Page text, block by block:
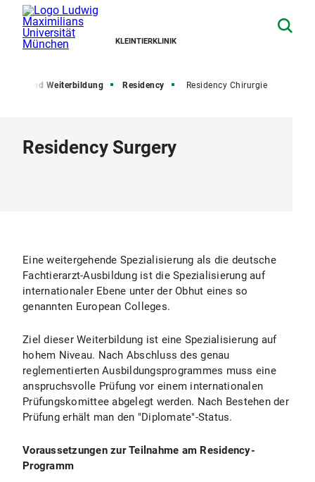
KLEINTIERKLINIK
Aus- und Weiterbildung Residency Residency Chirurgie
Residency Surgery
Eine weitergehende Spezialisierung als die deutsche
Fachtierarzt-Ausbildung ist die Spezialisierung auf
internationaler Ebene unter der Obhut eines so
genannten European Colleges.
Ziel dieser Weiterbildung ist eine Spezialisierung auf
hohem Niveau. Nach Abschluss des genau
reglementierten Ausbildungsprogrammes muss eine
anspruchsvolle Prüfung vor einem internationalen
Prüfungskomittee abgelegt werden. Nach Bestehen der
Prüfung erhält man den "Diplomate"-Status.
Voraussetzungen zur Teilnahme am Residency-
Programm